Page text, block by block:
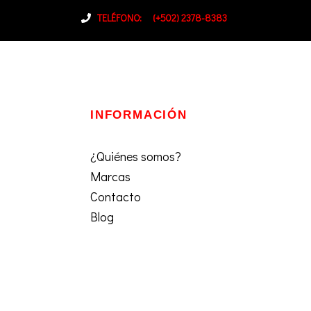
TELÉFONO: (+502) 2378-8383
INFORMACIÓN
¿Quiénes somos?
Marcas
Contacto
Blog